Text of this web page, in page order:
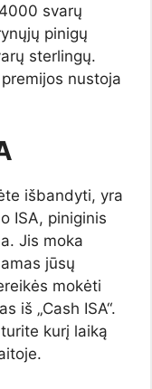
svarų
pinigų
sterlingų.
nustoja
išbandyti, yra
ISA, piniginis
Jis moka
jūsų
mokėti
iš „Cash ISA“.
kurį laiką